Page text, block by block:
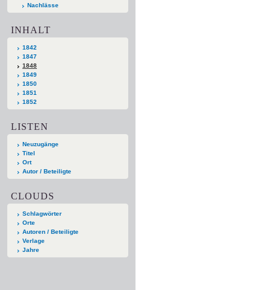
Nachlässe
INHALT
1842
1847
1848
1849
1850
1851
1852
LISTEN
Neuzugänge
Titel
Ort
Autor / Beteiligte
CLOUDS
Schlagwörter
Orte
Autoren / Beteiligte
Verlage
Jahre